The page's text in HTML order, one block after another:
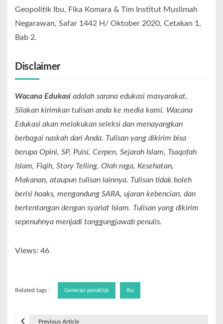
Geopolitik Ibu, Fika Komara & Tim Institut Muslimah
Negarawan, Safar 1442 H/ Oktober 2020, Cetakan 1,
Bab 2.
Disclaimer
Wacana Edukasi adalah sarana edukasi masyarakat.
Silakan kirimkan tulisan anda ke media kami. Wacana
Edukasi akan melakukan seleksi dan menayangkan
berbagai naskah dari Anda. Tulisan yang dikirim bisa
berupa Opini, SP, Puisi, Cerpen, Sejarah Islam, Tsaqofah
Islam, Fiqih, Story Telling, Olah raga, Kesehatan,
Makanan, ataupun tulisan lainnya. Tulisan tidak boleh
berisi hoaks, mengandung SARA, ujaran kebencian, dan
bertentangan dengan syariat Islam. Tulisan yang dikirim
sepenuhnya menjadi tanggungjawab penulis.
Views: 46
Related tags : Generasi penakluk Ibu
Previous Article